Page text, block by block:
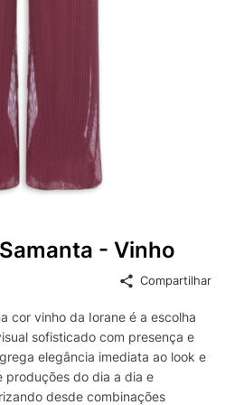
- Vinho
Compartilhar
cor vinho da Iorane é a escolha
sofisticado com presença e
elegância imediata ao look e
produções do dia a dia e
desde combinações